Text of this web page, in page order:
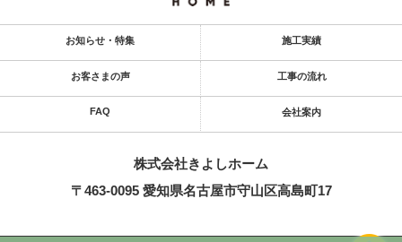
お知らせ・特集 施工実績
お客さまの声 工事の流れ
FAQ 会社案内
株式会社きよし​ホーム
〒463-0095 愛知県名古屋市守山区高島町17